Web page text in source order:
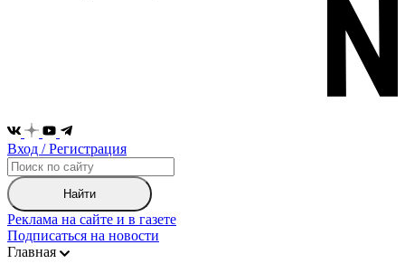
Вход / Регистрация
Найти
Реклама на сайте и в газете
Подписаться на новости
Главная